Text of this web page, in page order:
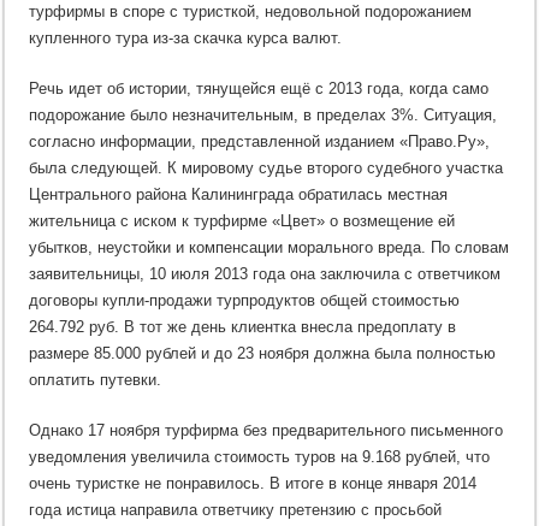
турфирмы в споре с туристкой, недовольной подорожанием
купленного тура из-за скачка курса валют.
Речь идет об истории, тянущейся ещё с 2013 года, когда само
подорожание было незначительным, в пределах 3%. Ситуация,
согласно информации, представленной изданием «Право.Ру»,
была следующей. К мировому судье второго судебного участка
Центрального района Калининграда обратилась местная
жительница с иском к турфирме «Цвет» о возмещение ей
убытков, неустойки и компенсации морального вреда. По словам
заявительницы, 10 июля 2013 года она заключила с ответчиком
договоры купли-продажи турпродуктов общей стоимостью
264.792 руб. В тот же день клиентка внесла предоплату в
размере 85.000 рублей и до 23 ноября должна была полностью
оплатить путевки.
Однако 17 ноября турфирма без предварительного письменного
уведомления увеличила стоимость туров на 9.168 рублей, что
очень туристке не понравилось. В итоге в конце января 2014
года истица направила ответчику претензию с просьбой